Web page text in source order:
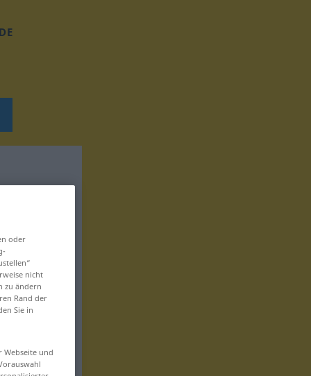
oder
nicht
zu ändern
Rand der
Sie in
und